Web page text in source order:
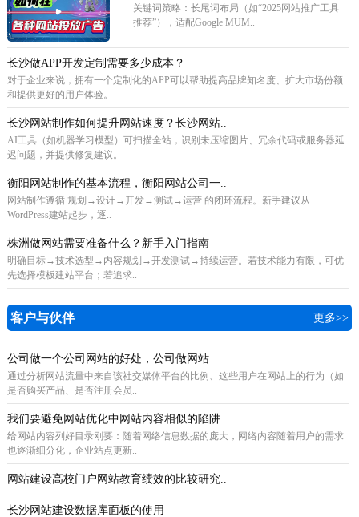
关键词策略‌：长尾词布局（如“2025网站推广工具
推荐”），适配Google MUM..
长沙做APP开发定制需要多少成本？
对于企业来说，拥有一个定制化的APP可以帮助提高品牌知名度、扩大市场份额
和提供更好的用户体验。
长沙网站制作如何提升网站速度？长沙网站..
AI工具（如机器学习模型）可扫描全站，识别未压缩图片、冗余代码或服务器延
迟问题，并提供修复建议。
衡阳网站制作的基本流程，衡阳网站公司一..
网站制作遵循 规划→设计→开发→测试→运营 的闭环流程。新手建议从
WordPress建站起步，逐..
株洲做网站需要准备什么？新手入门指南
明确目标→技术选型→内容规划→开发测试→持续运营。若技术能力有限，可优
先选择模板建站平台；若追求..
客户与伙伴 更多>>
公司做一个公司网站的好处，公司做网站
通过分析网站流量中来自该社交媒体平台的比例、这些用户在网站上的行为（如
是否购买产品、是否注册会员..
我们要避免网站优化中网站内容相似的陷阱..
给网站内容列好目录刚要：随着网络信息数据的庞大，网络内容随着用户的需求
也逐渐细分化，企业站点更新..
网站建设高校门户网站教育绩效的比较研究..
长沙网站建设数据库面板的使用